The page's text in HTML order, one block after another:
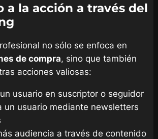
a la acción a través del
no sólo se enfoca en
de compra, sino que también
acciones valiosas:
usuario en suscriptor o seguidor
un usuario mediante newsletters
audiencia a través de contenido